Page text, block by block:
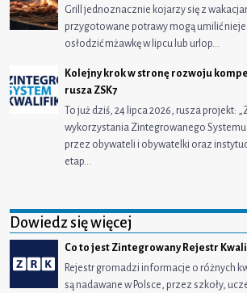
Grill jednoznacznie kojarzy się z
przygotowane potrawy mogą umilić
osłodzić mżawkę w lipcu lub urlop…
Kolejny krok w stronę rozwoju
rusza ZSK7
To już dziś, 24 lipca 2026, rusza projekt:
wykorzystania Zintegrowanego
przez obywateli i obywatelki oraz
etap…
Dowiedz się więcej
Co to jest Zintegrowany Rejestr
Rejestr gromadzi informacje o różnych
są nadawane w Polsce, przez szkoły,